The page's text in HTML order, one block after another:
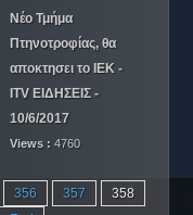
Νέο Τμήμα
Πτηνοτροφίας, θα
αποκτησει το ΙΕΚ -
ITV ΕΙΔΗΣΕΙΣ -
10/6/2017
Views : 4760
356 357
358